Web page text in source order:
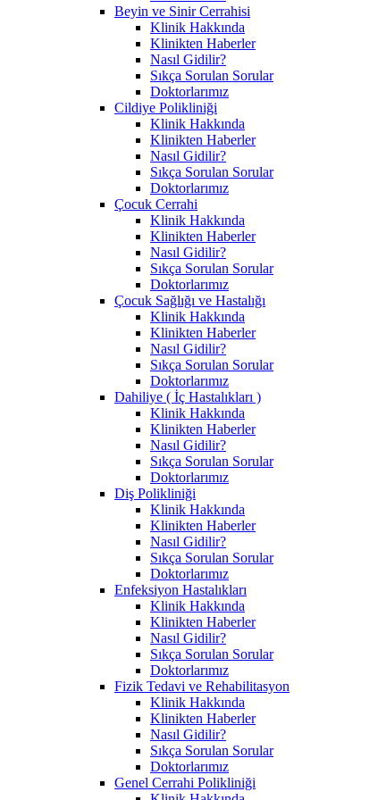
Beyin ve Sinir Cerrahisi
Klinik Hakkında
Klinikten Haberler
Nasıl Gidilir?
Sıkça Sorulan Sorular
Doktorlarımız
Cildiye Polikliniği
Klinik Hakkında
Klinikten Haberler
Nasıl Gidilir?
Sıkça Sorulan Sorular
Doktorlarımız
Çocuk Cerrahi
Klinik Hakkında
Klinikten Haberler
Nasıl Gidilir?
Sıkça Sorulan Sorular
Doktorlarımız
Çocuk Sağlığı ve Hastalığı
Klinik Hakkında
Klinikten Haberler
Nasıl Gidilir?
Sıkça Sorulan Sorular
Doktorlarımız
Dahiliye ( İç Hastalıkları )
Klinik Hakkında
Klinikten Haberler
Nasıl Gidilir?
Sıkça Sorulan Sorular
Doktorlarımız
Diş Polikliniği
Klinik Hakkında
Klinikten Haberler
Nasıl Gidilir?
Sıkça Sorulan Sorular
Doktorlarımız
Enfeksiyon Hastalıkları
Klinik Hakkında
Klinikten Haberler
Nasıl Gidilir?
Sıkça Sorulan Sorular
Doktorlarımız
Fizik Tedavi ve Rehabilitasyon
Klinik Hakkında
Klinikten Haberler
Nasıl Gidilir?
Sıkça Sorulan Sorular
Doktorlarımız
Genel Cerrahi Polikliniği